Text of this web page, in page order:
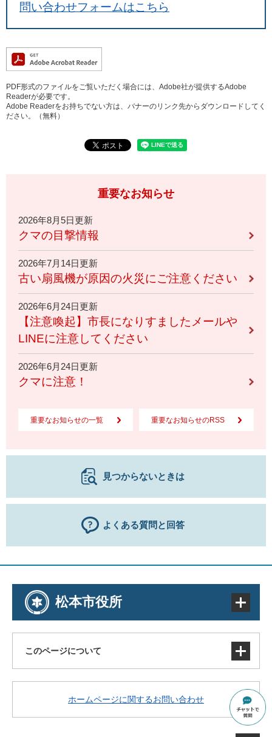
問い合わせフォームはこちら
PDF形式のファイルをご覧いただく場合には、Adobe社が提供するAdobe
Readerが必要です。
Adobe Readerをお持ちでない方は、バナーのリンク先からダウンロードしてく
ださい。（無料）
重要なお知らせ
2026年8月5日更新
クマの目撃情報
2026年7月14日更新
古い扇風機が原因の火災にご注意ください
2026年6月24日更新
【注意喚起】市長になりすましたメールや
LINEに注意してください
2026年6月24日更新
クマに注意！
重要なお知らせの一覧 重要なお知らせのRSS
見つからないときは
よくある質問と回答
松本市役所
このページについて
著作権・免責事項・リンク
ホームページに関するお問い合わせ